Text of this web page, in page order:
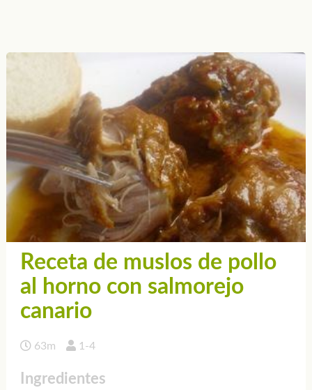
Receta de muslos de pollo
al horno con salmorejo
canario
63m 1-4
Ingredientes